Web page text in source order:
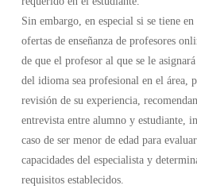
Sin embargo, en especial si se tiene
ofertas de enseñanza de profesores
de que el profesor al que se le
del idioma sea profesional en el área,
revisión de su experiencia,
entrevista entre alumno y estudiante,
caso de ser menor de edad para
capacidades del especialista y
requisitos establecidos.